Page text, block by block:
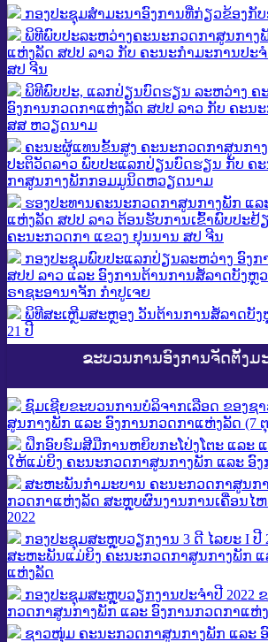
ກອງປະຊຸມສຳມະນາອົງການທີ່ກ່ຽວຂ້ອງກັບ
ພິທີພົບປະລະຫວ່າງຄະນະກວດກາສູນກາງ
ແຫ່ງລັດ ສປປ ລາວ ກັບ ຄະນະກຳມະການປະ
ສປ ຈີນ
ພິທີພົບປະ, ແລກປ່ຽນບົດຮຽນ ລະຫວ່າງ ຄ
ອົງການກວດກາແຫ່ງລັດ ສປປ ລາວ ກັບ ຄະນ
ສສ ຫວຽດນາມ
ຄະນະຜູ້ແທນຂັ້ນສູງ ຄະນະກວດກາສູນກາ
ປະຕິວັດລາວ ພົບປະແລກປ່ຽນບົດຮຽນ ກັບ ຄ
ກາສູນກາງພັກກອມມູນິດຫວຽດນາມ
ຮອງປະທານຄະນະກວດກາສູນກາງພັກ ແລ
ແຫ່ງລັດ ສປປ ລາວ ຕ້ອນຮັບການເຂົ້າພົບປະຢ້
ຄະນະກວດກາ ແຂວງ ຢຸນນານ ສປ ຈີນ
ກອງປະຊຸມພົບ​ປະ​​ແລກປ່ຽນລະຫວ່າງ ອົງ
ສປປ ລາວ ແລະ ​ອົງການຕ້ານການສໍ້ລາດບັງຫຼ
ຣາຊະອານາຈັກ ກຳປູເຈຍ
ພິທີສະເຫຼີມສະຫຼອງ ວັນຕ້ານການສໍ້ລາດບັ
21 ປີ
ຂະບວນການອົງການຈັດຕັ້ງມ
ຊົມເຊີຍຂະບວນການບໍລິຈາກເລືອດ ຂອງ
ສູນກາງພັກ ແລະ ອົງການກວດກາແຫ່ງລັດ (7 ຕຸ
ຝຶກອົບຮົມສີມືການຫຍິບກະໂປ່ງໂຕະ ແລະ
ໃຫ້ແມ່ຍິງ ຄະນະກວດກາສູນກາງພັກ ແລະ ອົ
ສະຫະພັນກໍາມະບານ ຄະນະກວດກາສູນກ
ກວດກາແຫ່ງລັດ ສະຫຼຸບຜົນງານການເຄື່ອນໄ
2022
ກອງປະຊຸມສະຫຼຸບວຽກງານ 3 ດີ ໄລຍະ I ປີ
ສະຫະພັນແມ່ຍິງ ຄະນະກວດກາສູນກາງພັກ ແ
ແຫ່ງລັດ
ກອງປະຊຸມສະຫຼຸບວຽກງານປະຈຳປີ 2022
ກວດກາສູນກາງພັກ ແລະ ອົງການກວດກາແຫ່
ຊາວໜຸ່ມ ຄະນະກວດກາສູນກາງພັກ ແລະ